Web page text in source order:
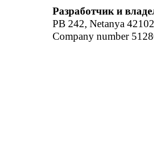
Разработчик и
PB 242, Netanya
Company number